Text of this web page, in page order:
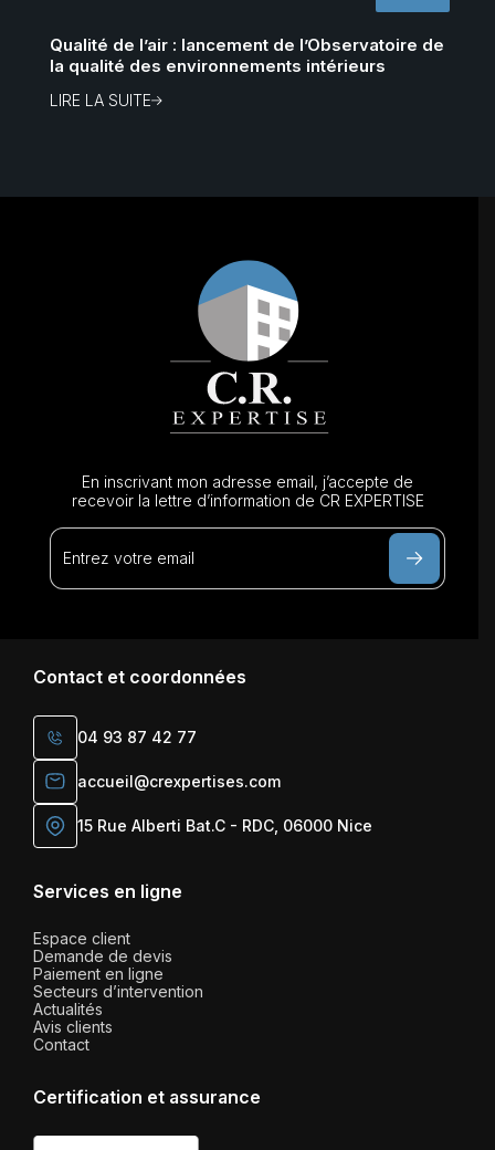
Qualité de l’air : lancement de l’Observatoire de
la qualité des environnements intérieurs
LIRE LA SUITE
En inscrivant mon adresse email, j’accepte de
recevoir la lettre d’information de CR EXPERTISE
Contact et coordonnées
04 93 87 42 77
accueil@crexpertises.com
15 Rue Alberti Bat.C - RDC, 06000 Nice
Services en ligne
Espace client
Demande de devis
Paiement en ligne
Secteurs d’intervention
Actualités
Avis clients
Contact
Certification et assurance